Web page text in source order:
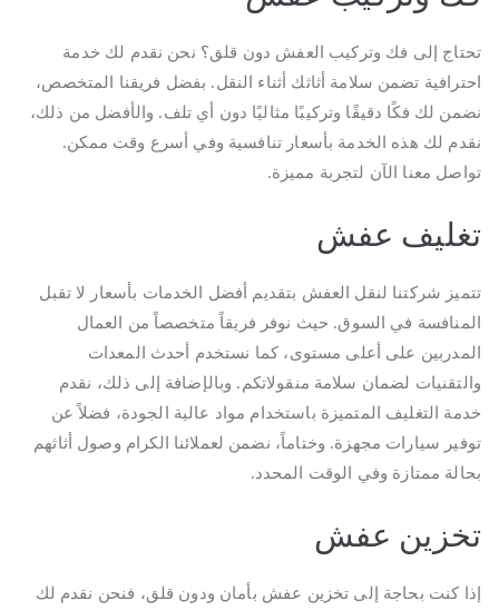
تحتاج إلى فك وتركيب العفش دون قلق؟ نحن نقدم لك خدمة
احترافية تضمن سلامة أثاثك أثناء النقل. بفضل فريقنا المتخصص،
نضمن لك فكًا دقيقًا وتركيبًا مثاليًا دون أي تلف. والأفضل من ذلك،
نقدم لك هذه الخدمة بأسعار تنافسية وفي أسرع وقت ممكن.
تواصل معنا الآن لتجربة مميزة.
تغليف عفش
تتميز شركتنا لنقل العفش بتقديم أفضل الخدمات بأسعار لا تقبل
المنافسة في السوق. حيث نوفر فريقاً متخصصاً من العمال
المدربين على أعلى مستوى، كما نستخدم أحدث المعدات
والتقنيات لضمان سلامة منقولاتكم. وبالإضافة إلى ذلك، نقدم
خدمة التغليف المتميزة باستخدام مواد عالية الجودة، فضلاً عن
توفير سيارات مجهزة. وختاماً، نضمن لعملائنا الكرام وصول أثاثهم
بحالة ممتازة وفي الوقت المحدد.
تخزين عفش
إذا كنت بحاجة إلى تخزين عفش بأمان ودون قلق، فنحن نقدم لك